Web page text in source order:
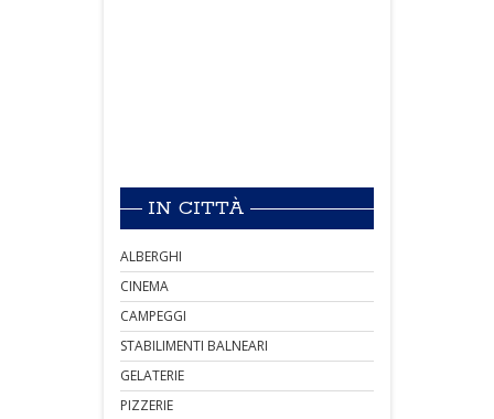
IN CITTÀ
ALBERGHI
CINEMA
CAMPEGGI
STABILIMENTI BALNEARI
GELATERIE
PIZZERIE